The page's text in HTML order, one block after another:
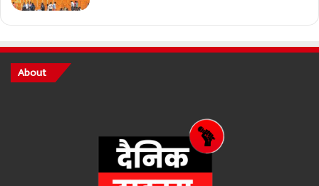
About